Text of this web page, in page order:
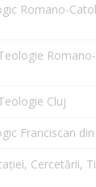
Romano-
Cluj
Franciscan
Cercetării,